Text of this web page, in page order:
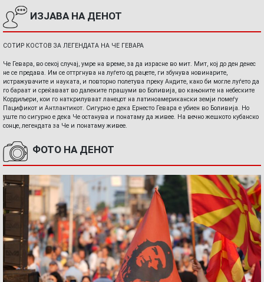
ИЗЈАВА НА ДЕНОТ
СОТИР КОСТОВ ЗА ЛЕГЕНДАТА НА ЧЕ ГЕВАРА
Че Гевара, во секој случај, умре на време, за да израсне во мит. Мит, кој до ден денес
не се предава. Им се оттргнува на луѓето од рацете, ги збунува новинарите,
истражувачите и науката, и повторно полетува преку Андите, како би могле луѓето да
го бараат и среќаваат во далеките прашуми во Боливија, во кањоните на небеските
Кордиљери, кои го наткрилуваат ланецот на латиноамерикански земји помеѓу
Пацификот и Антлантикот. Сигурно е дека Ернесто Гевара е убиен во Боливија. Но
уште по сигурно е дека Че останува и понатаму да живее. На вечно жешкото кубанско
сонце, легендата за Че и понатаму живее.
ФОТО НА ДЕНОТ